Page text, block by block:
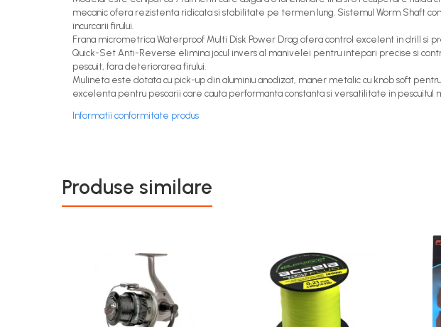
mecanic ofera rezistenta ridicata si stabilitate pe termen lung. Sistemul Worm Shaft
incurcarii firului.
Frana micrometrica Waterproof Multi Disk Power Drag ofera control excelent in drill
Quick-Set Anti-Reverse elimina jocul invers al manivelei pentru intepari precise si
pescuit, fara deteriorarea firului.
Mulineta este dotata cu pick-up din aluminiu anodizat, maner metalic cu knob soft
excelenta pentru pescarii care cauta performanta constanta si versatilitate in pescuitul
Informatii conformitate produs
Produse similare